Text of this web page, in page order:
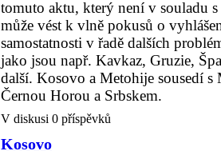
tomuto aktu, který není v souladu
může vést k vlně pokusů o
samostatnosti v řadě dalších
jako jsou např. Kavkaz, Gruzie,
další. Kosovo a Metohije sousedí
Černou Horou a Srbskem.
V diskusi 0 příspěvků
Kosovo